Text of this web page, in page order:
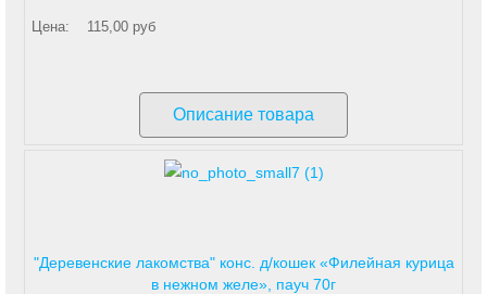
Цена: 115,00 руб
Описание товара
"Деревенские лакомства" конс. д/кошек «Филейная курица
в нежном желе», пауч 70г